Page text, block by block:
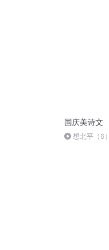
国庆美诗文
想北平（6）